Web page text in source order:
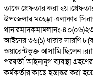
তাকে গ্রেফতার করা
উপজেলার মহেড়া এলাকার
থানারমাদকমামলানং-
আইনের ৩৬(১) ধারার সারণি
ওয়ারেন্টভুক্ত আসামি
পরবর্তী আইনানুগ ব্যবস্থা
কর্মকর্তার কাছে হস্তান্তর করা